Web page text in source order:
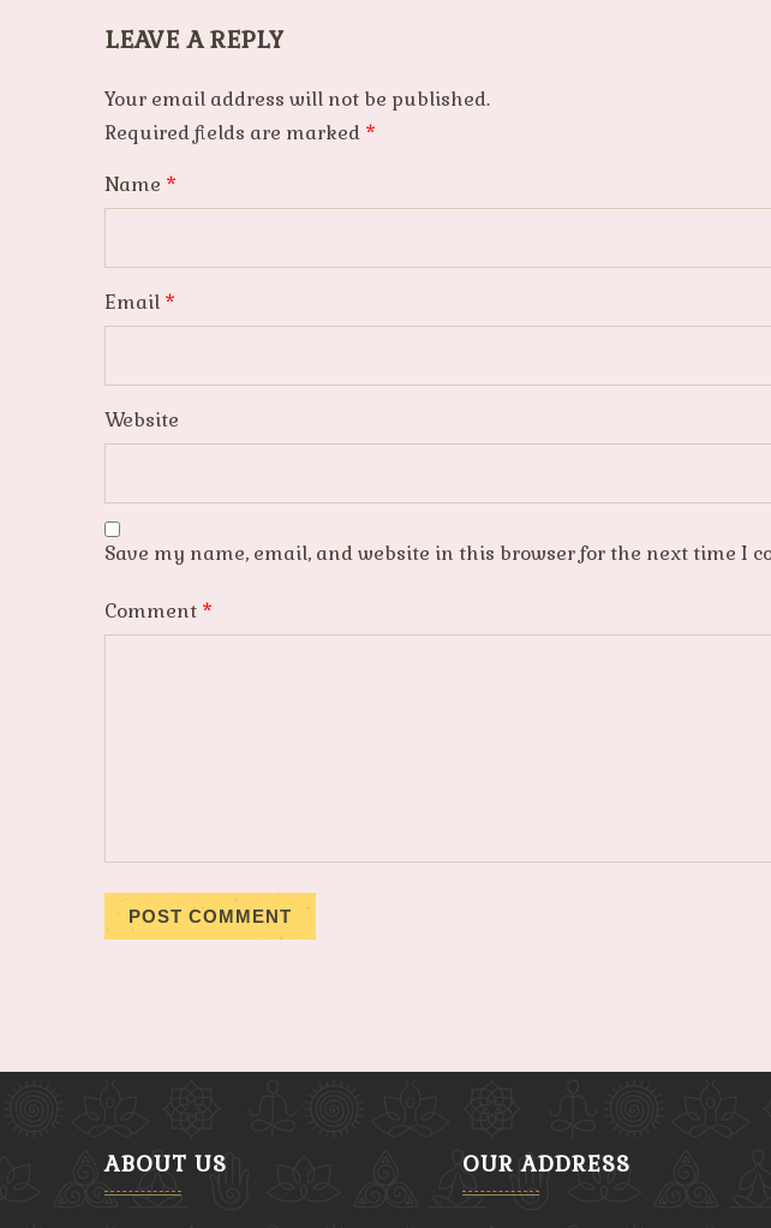
LEAVE A REPLY
Your email address will not be published.
Required fields are marked *
Name *
Email *
Website
Save my name, email, and website in this browser for the next time I
Comment *
ABOUT US OUR ADDRESS